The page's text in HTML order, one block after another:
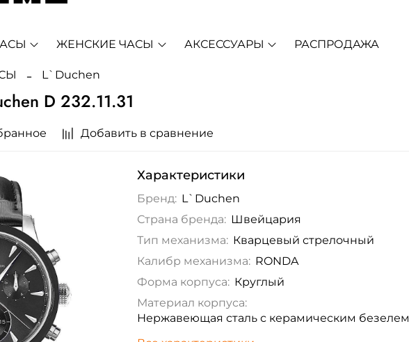
ЖЕНСКИЕ ЧАСЫ АКСЕССУАРЫ РАСПРОДАЖА
L`Duchen
D 232.11.31
Добавить в сравнение
Характеристики
Бренд: L`Duchen
Страна бренда: Швейцария
Тип механизма: Кварцевый стрелочный
Калибр механизма: RONDA
Форма корпуса: Круглый
Материал корпуса:
Нержавеющая сталь с керамическим безелем